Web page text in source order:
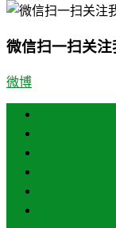
微信扫一扫关注
微博